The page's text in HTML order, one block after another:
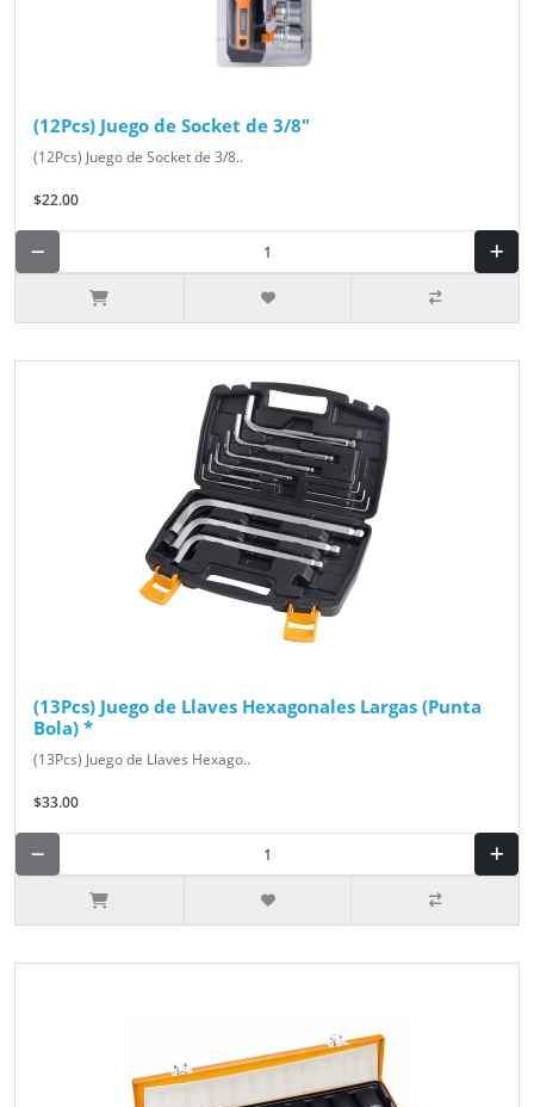
(12Pcs) Juego de Socket de 3/8"
(12Pcs) Juego de Socket de 3/8..
$22.00
(13Pcs) Juego de Llaves Hexagonales Largas (Punta
Bola) *
(13Pcs) Juego de Llaves Hexago..
$33.00